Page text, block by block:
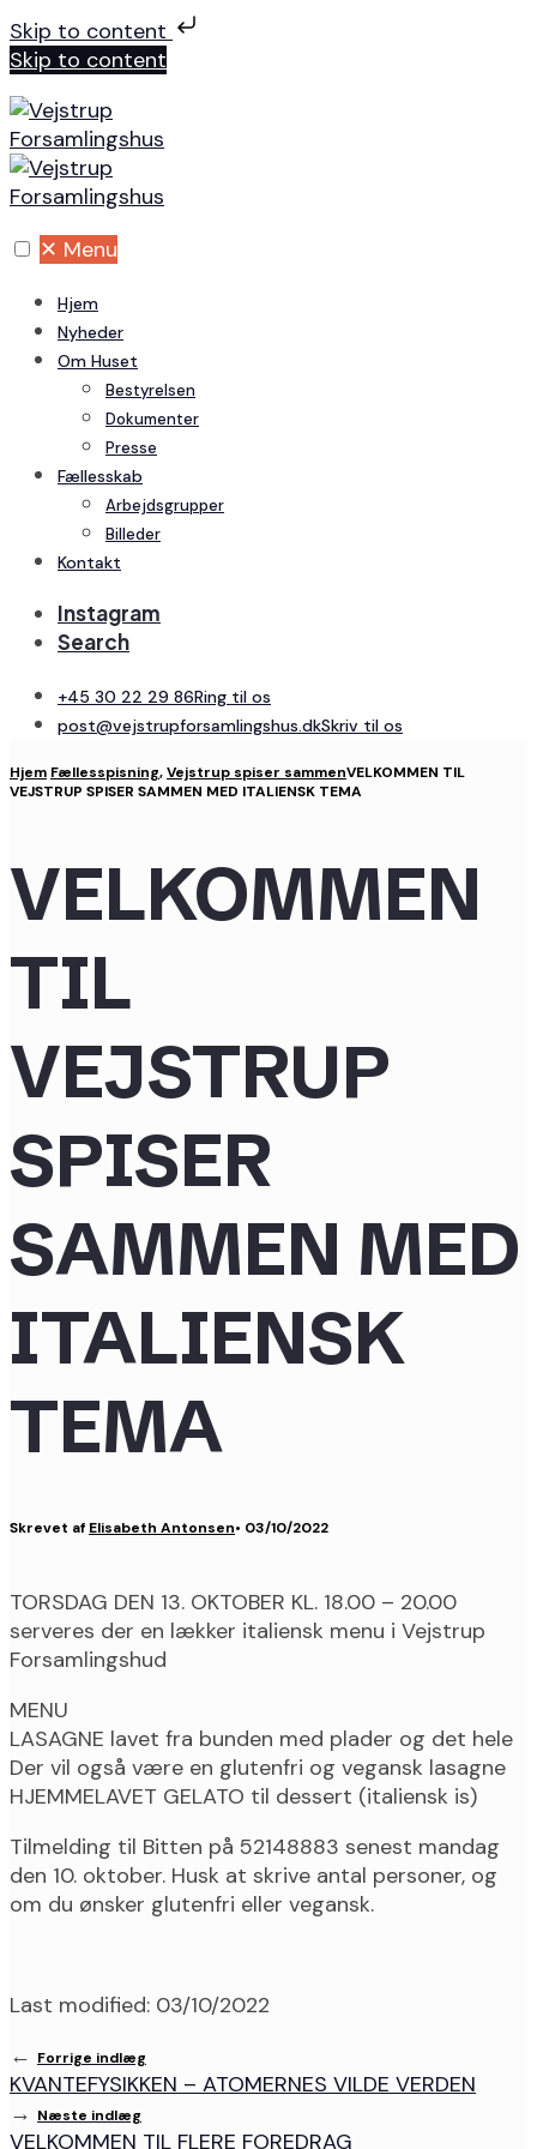
Skip to content
Skip to content
✕ Menu
Hjem
Nyheder
Om Huset
Bestyrelsen
Dokumenter
Presse
Fællesskab
Arbejdsgrupper
Billeder
Kontakt
Instagram
Search
+45 30 22 29 86Ring til os
post@vejstrupforsamlingshus.dkSkriv til os
Hjem Fællesspisning,Vejstrup spiser sammenVELKOMMEN TIL
VEJSTRUP SPISER SAMMEN MED ITALIENSK TEMA
VELKOMMEN
TIL
VEJSTRUP
SPISER
SAMMEN MED
ITALIENSK
TEMA
Skrevet af Elisabeth Antonsen• 03/10/2022
TORSDAG DEN 13. OKTOBER KL. 18.00 – 20.00
serveres der en lækker italiensk menu i Vejstrup
Forsamlingshud
MENU
LASAGNE lavet fra bunden med plader og det hele
Der vil også være en glutenfri og vegansk lasagne
HJEMMELAVET GELATO til dessert (italiensk is)
Tilmelding til Bitten på 52148883 senest mandag
den 10. oktober. Husk at skrive antal personer, og
om du ønsker glutenfri eller vegansk.
Last modified: 03/10/2022
← Forrige indlæg
KVANTEFYSIKKEN – ATOMERNES VILDE VERDEN
→ Næste indlæg
VELKOMMEN TIL FLERE FOREDRAG